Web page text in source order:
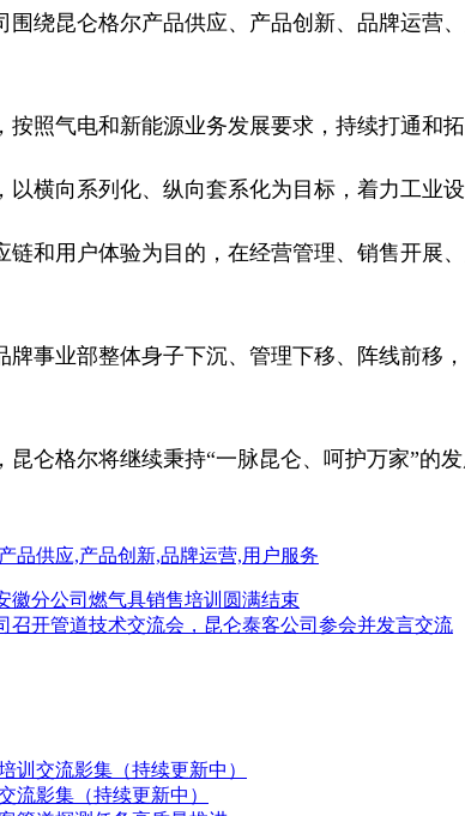
绕昆仑格尔产品供应、产品创新、品牌运营
照气电和新能源业务发展要求，持续打通和
横向系列化、纵向套系化为目标，着力工业
和用户体验为目的，在经营管理、销售开展
牌事业部整体身子下沉、管理下移、阵线前
仑格尔将继续秉持“一脉昆仑、呵护万家”的
品供应,产品创新,品牌运营,用户服务
徽分公司燃气具销售培训圆满结束
召开管道技术交流会，昆仑泰客公司参会并发言交流
训交流影集（持续更新中）
流影集（持续更新中）